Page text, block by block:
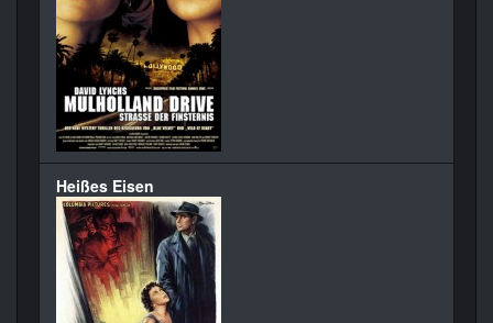
Heißes Eisen